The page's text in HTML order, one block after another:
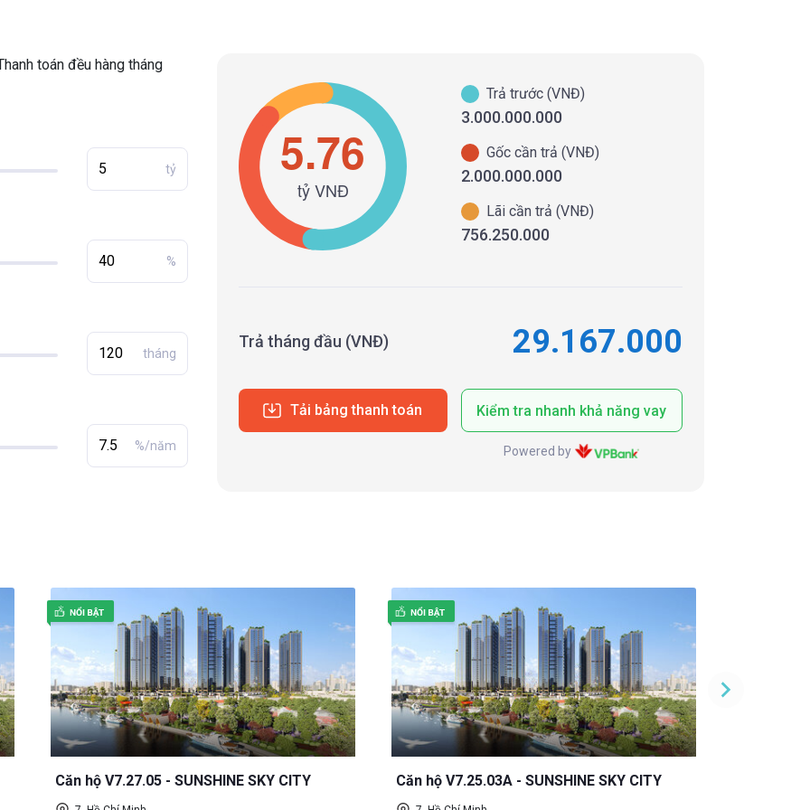
toán đều hàng tháng
tỷ
%
tháng
%/năm
Trả trước (VNĐ)
3.000.000.000
Gốc cần trả (VNĐ)
2.000.000.000
Lãi cần trả (VNĐ)
756.250.000
Trả tháng đầu (VNĐ) 29.167.000
Tải bảng thanh toán Kiểm tra nhanh khả năng vay
Powered by
Căn hộ V7.27.05 - SUNSHINE SKY CITY Căn hộ V7.25.03A - SUNSHINE SKY CITY